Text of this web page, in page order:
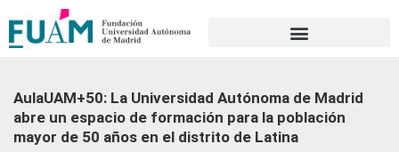
AulaUAM+50: La Universidad Autónoma de Madrid
abre un espacio de formación para la población
mayor de 50 años en el distrito de Latina